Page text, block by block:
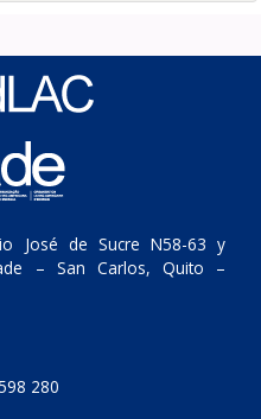
José de Sucre N58-63 y
– San Carlos, Quito –
280